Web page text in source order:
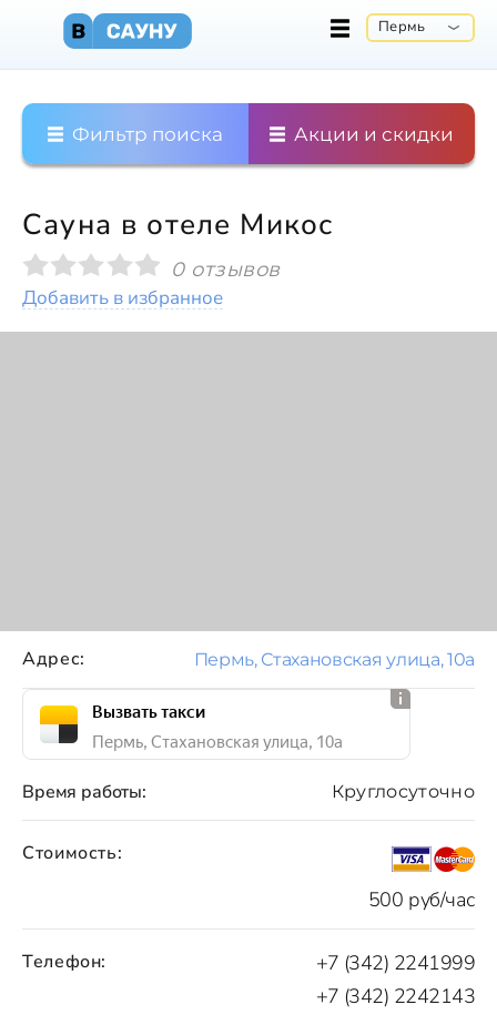
Пермь
Фильтр поиска Акции и скидки
Сауна в отеле Микос
0 отзывов
Добавить в избранное
Стоимость:
500 руб/час
Время работы: Круглосуточно
Телефон:
+7 (342) 2241999
+7 (342) 2242143
Адрес: Пермь, Стахановская улица, 10а
Вызвать такси
Пермь, Стахановская улица, 10а